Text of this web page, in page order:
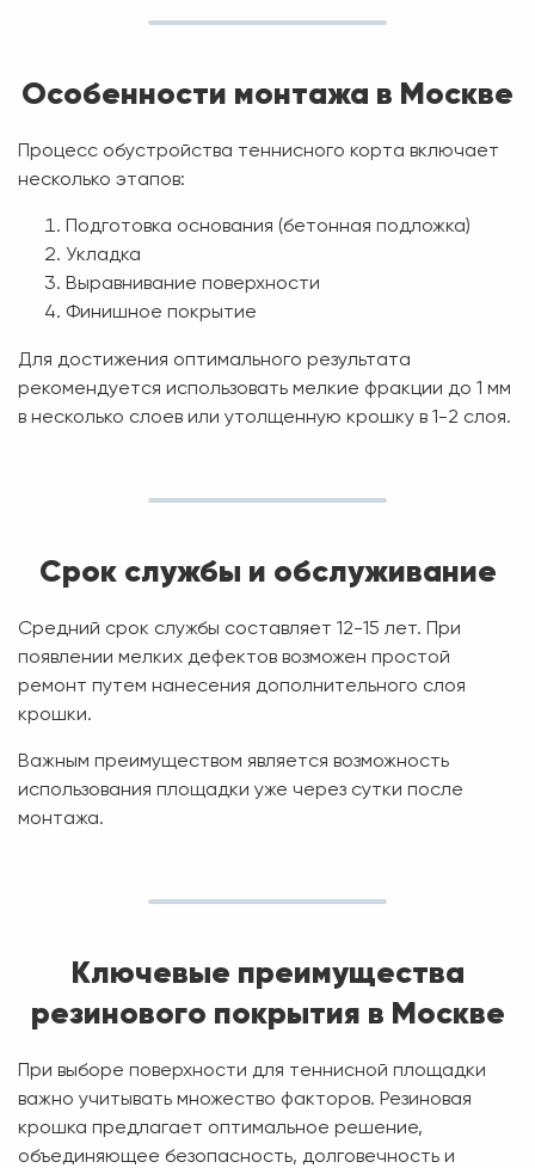
Особенности монтажа в Москве
Процесс обустройства теннисного корта включает
несколько этапов:
Подготовка основания (бетонная подложка)
Укладка
Выравнивание поверхности
Финишное покрытие
Для достижения оптимального результата
рекомендуется использовать мелкие фракции до 1 мм
в несколько слоев или утолщенную крошку в 1-2 слоя.
Срок службы и обслуживание
Средний срок службы составляет 12-15 лет. При
появлении мелких дефектов возможен простой
ремонт путем нанесения дополнительного слоя
крошки.
Важным преимуществом является возможность
использования площадки уже через сутки после
монтажа.
Ключевые преимущества
резинового покрытия в Москве
При выборе поверхности для теннисной площадки
важно учитывать множество факторов. Резиновая
крошка предлагает оптимальное решение,
объединяющее безопасность, долговечность и